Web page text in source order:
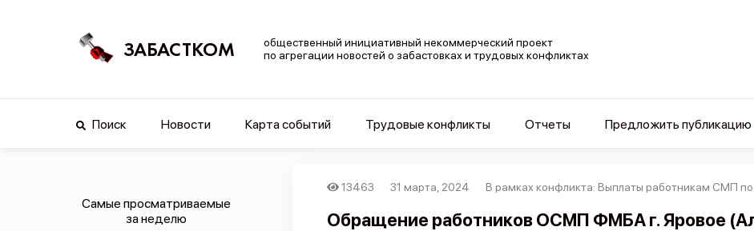
ЗАБАСТКОМ
общественный инициативный некоммерческий проект
по агрегации новостей о забастовках и трудовых конфликтах
Поиск Новости Карта событий Трудовые конфликты Отчеты Предложить публикацию
Самые просматриваемые
за неделю
13463 31 марта, 2024 В рамках конфликта: Выплаты работникам СМП
Обращение работников ОСМП ФМБА г. Яровое